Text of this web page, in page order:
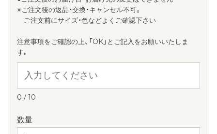
※ご注文後の返品・交換・キャンセル不可。
ご注文前にサイズ・色などよくご確認下さい
注意事項をご確認の上、「OK」とご記入をお願いいたしま
す。
0 /10
数量